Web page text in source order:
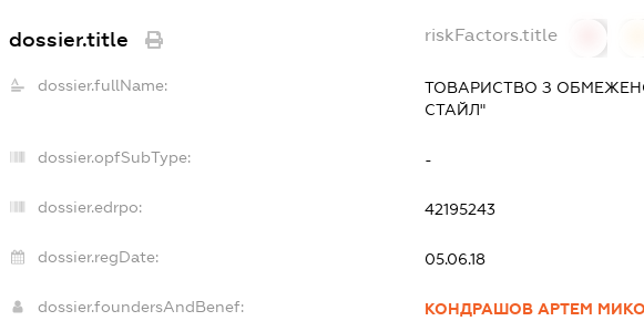
dossier.title riskFactors.title
dossier.fullName:
ТОВАРИСТВО З
СТАЙЛ"
dossier.opfSubType: -
dossier.edrpo: 42195243
dossier.regDate: 05.06.18
dossier.foundersAndBenef:
КОНДРАШОВ АРТЕМ